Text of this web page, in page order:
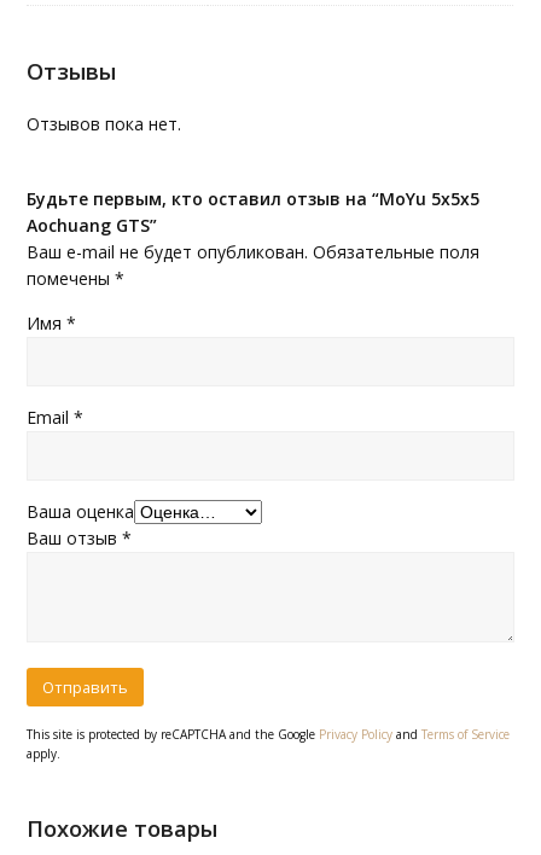
Отзывы
Отзывов пока нет.
Будьте первым, кто оставил отзыв на “MoYu 5x5x5
Aochuang GTS”
Ваш e-mail не будет опубликован. Обязательные поля
помечены*
Имя*
Email*
Ваша оценка
Ваш отзыв*
This site is protected by reCAPTCHA and the Google Privacy Policy andTerms of Service
apply.
Похожие товары